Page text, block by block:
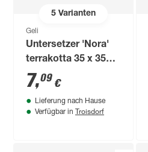
5Varianten
Geli
Untersetzer 'Nora'
terrakotta 35 x 35
cm
7,09 €
Lieferung nach Hause
Verfügbar in Troisdorf